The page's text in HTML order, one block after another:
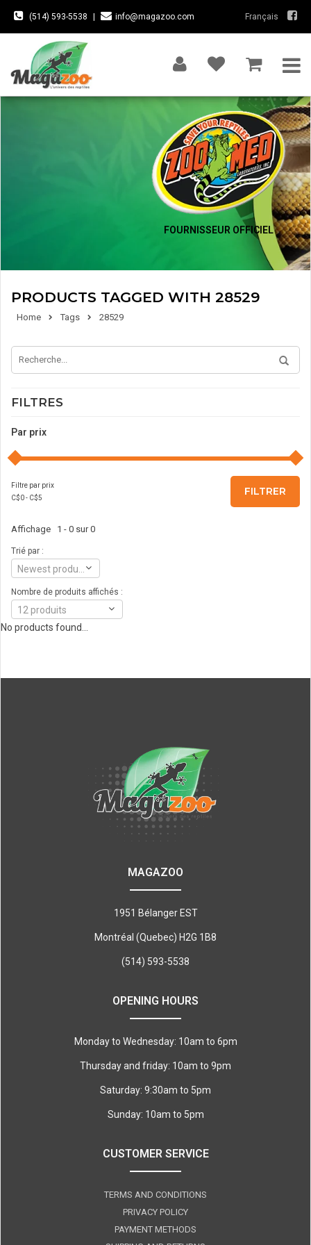
(514) 593-5538 info@magazoo.com Français
FOURNISSEUR OFFICIEL
PRODUCTS TAGGED WITH 28529
Home Tags 28529
FILTRES
Par prix
Filtre par prix
C$0- C$5
FILTRER
Affichage 1 - 0 sur 0
Trié par :
Nombre de produits affichés :
12 produits
No products found...
MAGAZOO
1951 Bélanger EST
Montréal (Quebec) H2G 1B8
(514) 593-5538
OPENING HOURS
Monday to Wednesday: 10am to 6pm
Thursday and friday: 10am to 9pm
Saturday: 9:30am to 5pm
Sunday: 10am to 5pm
CUSTOMER SERVICE
TERMS AND CONDITIONS
PRIVACY POLICY
PAYMENT METHODS